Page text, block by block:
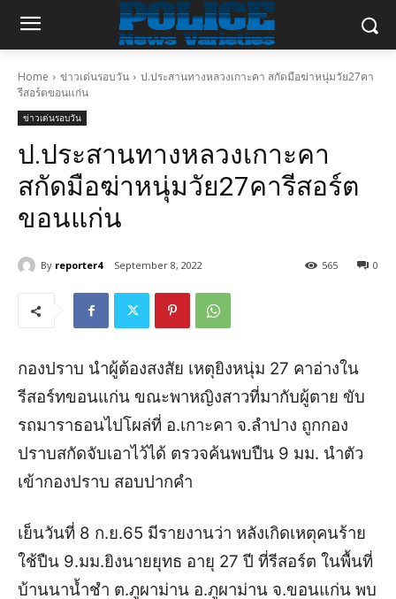
Home ข่าวเด่นรอบวัน
ป.ประสานทางหลวงเกาะคา สกัดมือฆ่าหนุ่มวัย27คา
รีสอร์ตขอนแก่น
ข่าวเด่นรอบวัน
ป.ประสานทางหลวงเกาะคา
สกัดมือฆ่าหนุ่มวัย27คารีสอร์ต
ขอนแก่น
By reporter4 September 8, 2022 0
565
กองปราบ นำผู้ต้องสงสัย เหตุยิงหนุ่ม 27 คาอ่างใน
รีสอร์ทขอนแก่น ขณะพาหญิงสาวที่มากับผู้ตาย ขับ
รถมาราธอนไปโผล่ที่ อ.เกาะคา จ.ลำปาง ถูกกอง
ปราบสกัดจับเอาไว้ได้ ตรวจค้นพบปืน 9 มม. นำตัว
เข้ากองปราบ สอบปากคำ
เย็นวันที่ 8 ก.ย.65 มีรายงานว่า หลังเกิดเหตุคนร้าย
ใช้ปืน 9.มม.ยิงนายยุทธ อายุ 27 ปี ที่รีสอร์ต ในพื้นที่
บ้านนาน้ำชำ ต.ภูผาม่าน อ.ภูผาม่าน จ.ขอนแก่น พบ